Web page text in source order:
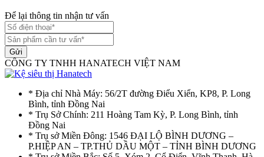
Để lại thông tin nhận tư vấn
Gửi
CÔNG TY TNHH HANATECH VIỆT NAM
* Địa chỉ Nhà Máy: 56/2T đường Điểu Xiển, KP8, P. Long
Bình, tỉnh Đồng Nai
* Trụ Sở Chính: 211 Hoàng Tam Kỳ, P. Long Bình, tỉnh
Đồng Nai
* Trụ sở Miền Đông: 1546 ĐẠI LỘ BÌNH DƯƠNG –
P.HIỆP AN – TP.THỦ DẦU MỘT – TỈNH BÌNH DƯƠNG